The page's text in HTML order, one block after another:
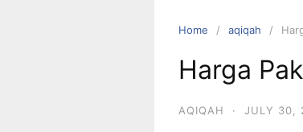
Home aqiqah
Harga
AQIQAH · JULY 30,